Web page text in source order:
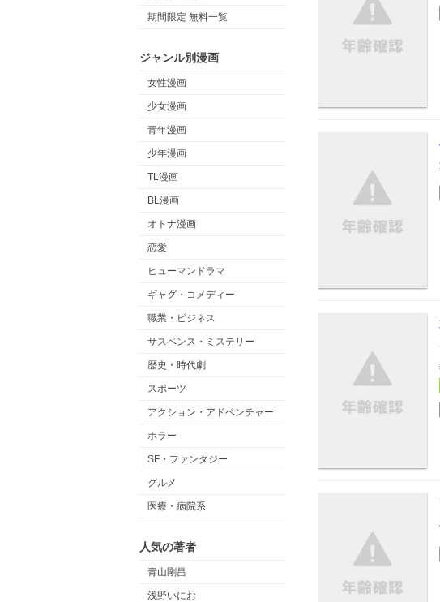
期間限定 無料一覧
ジャンル別漫画
女性漫画
少女漫画
青年漫画
少年漫画
TL漫画
BL漫画
オトナ漫画
恋愛
ヒューマンドラマ
ギャグ・コメディー
職業・ビジネス
サスペンス・ミステリー
歴史・時代劇
スポーツ
アクション・アドベンチャー
ホラー
SF・ファンタジー
グルメ
医療・病院系
人気の著者
青山剛昌
浅野いにお